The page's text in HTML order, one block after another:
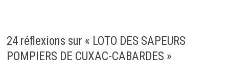
24 réflexions sur « LOTO DES SAPEURS
POMPIERS DE CUXAC-CABARDES »